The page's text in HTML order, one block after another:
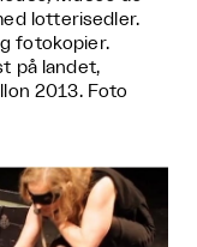
lotterisedler.
fotokopier.
på landet,
2013. Foto